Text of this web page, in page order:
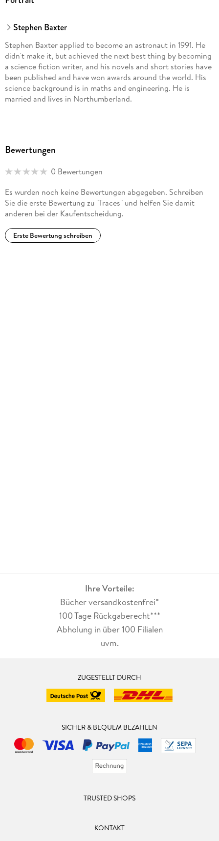
Stephen Baxter
Stephen Baxter applied to become an astronaut in 1991. He
didn't make it, but achieved the next best thing by becoming
a science fiction writer, and his novels and short stories have
been published and have won awards around the world. His
science background is in maths and engineering. He is
married and lives in Northumberland.
Bewertungen
0 Bewertungen
Es wurden noch keine Bewertungen abgegeben. Schreiben
Sie die erste Bewertung zu "Traces" und helfen Sie damit
anderen bei der Kaufentscheidung.
Erste Bewertung schreiben
Ihre Vorteile:
Bücher versandkostenfrei*
100 Tage Rückgaberecht***
Abholung in über 100 Filialen
uvm.
ZUGESTELLT DURCH
SICHER & BEQUEM BEZAHLEN
TRUSTED SHOPS
KONTAKT